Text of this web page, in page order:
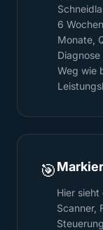
6
Monate,
Weg wie
🎯
Hier
Scanner,